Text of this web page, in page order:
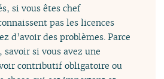
si vous êtes chef
pas les licences
d’avoir des problèmes. Parce
si vous avez une
contributif obligatoire ou